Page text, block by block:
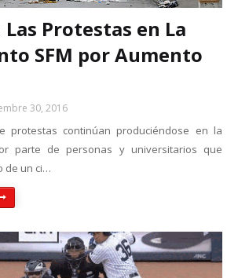
Protestas en La
SFM por Aumento
30, 2016
protestas continúan produciéndose en la
parte de personas y universitarios que
de un ci…